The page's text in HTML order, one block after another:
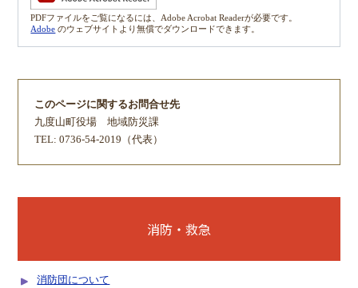
PDFファイルをご覧になるには、Adobe Acrobat Readerが必要です。
Adobe のウェブサイトより無償でダウンロードできます。
このページに関するお問合せ先
九度山町役場地域防災課
TEL: 0736-54-2019（代表）
消防・救急
消防団について